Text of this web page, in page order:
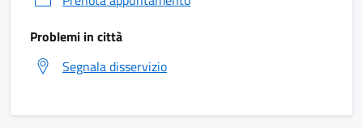
Problemi in città
Segnala disservizio